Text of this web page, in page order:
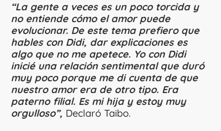
“La gente a veces es un poco torcida y
no entiende cómo el amor puede
evolucionar. De este tema prefiero que
hables con Didi, dar explicaciones es
algo que no me apetece. Yo con Didi
inicié una relación sentimental que duró
muy poco porque me di cuenta de que
nuestro amor era de otro tipo. Era
paterno filial. Es mi hija y estoy muy
orgulloso”, Declaró Taibo.